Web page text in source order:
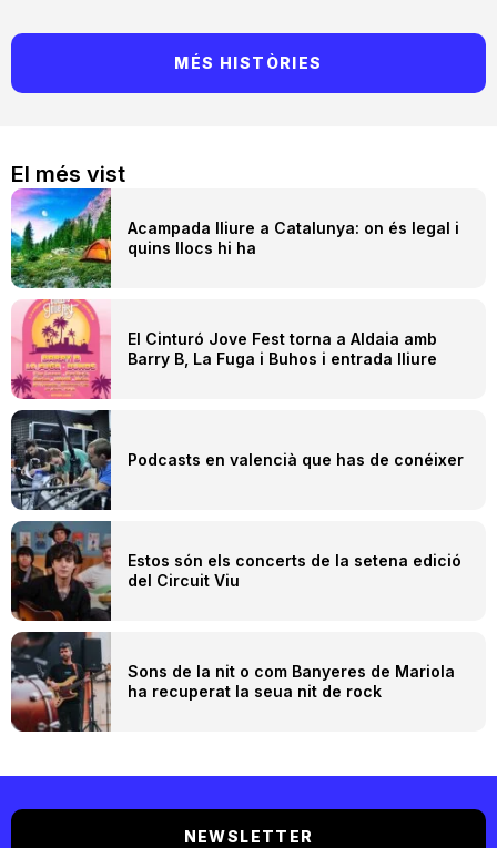
El més vist
Acampada lliure a Catalunya: on és legal i
quins llocs hi ha
El Cinturó Jove Fest torna a Aldaia amb
Barry B, La Fuga i Buhos i entrada lliure
Podcasts en valencià que has de conéixer
Estos són els concerts de la setena edició
del Circuit Viu
Sons de la nit o com Banyeres de Mariola
ha recuperat la seua nit de rock
MÉS HISTÒRIES
NEWSLETTER